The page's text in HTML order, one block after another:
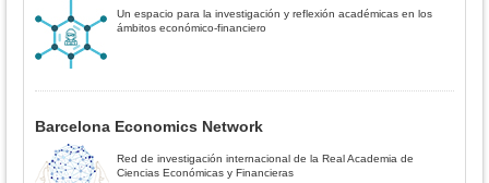
Un espacio para la investigación y reflexión académicas en los
ámbitos económico-financiero
Barcelona Economics Network
Red de investigación internacional de la Real Academia de
Ciencias Económicas y Financieras